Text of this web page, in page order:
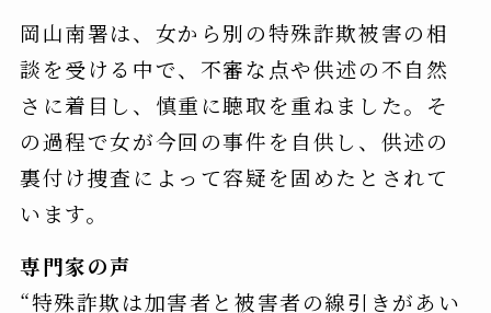
岡山南署は、女から別の特殊詐欺被害の相
談を受ける中で、不審な点や供述の不自然
さに着目し、慎重に聴取を重ねました。そ
の過程で女が今回の事件を自供し、供述の
裏付け捜査によって容疑を固めたとされて
います。
専門家の声
“特殊詐欺は加害者と被害者の線引きがあい